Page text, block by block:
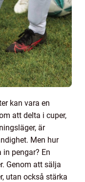
kan vara en
att delta i cuper,
är
Men hur
pengar? En
Genom att sälja
utan också stärka